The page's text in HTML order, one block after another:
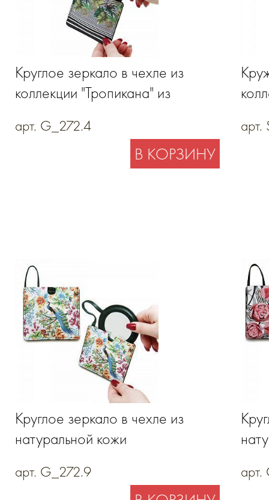
Круглое зеркало в чехле из
коллекции "Тропикана" из
арт. G_272.4
В КОРЗИНУ
арт.
Круглое зеркало в чехле из
натуральной кожи
арт. G_272.9